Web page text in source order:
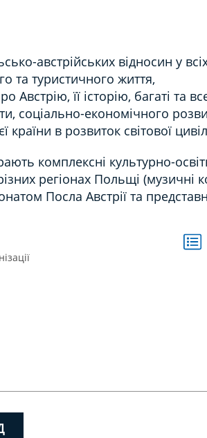
австрійських відносин у
та туристичного життя,
її історію, багаті та
соціально-економічного
в розвиток світової
комплексні культурно-
регіонах Польщі (музичні
Посла Австрії та